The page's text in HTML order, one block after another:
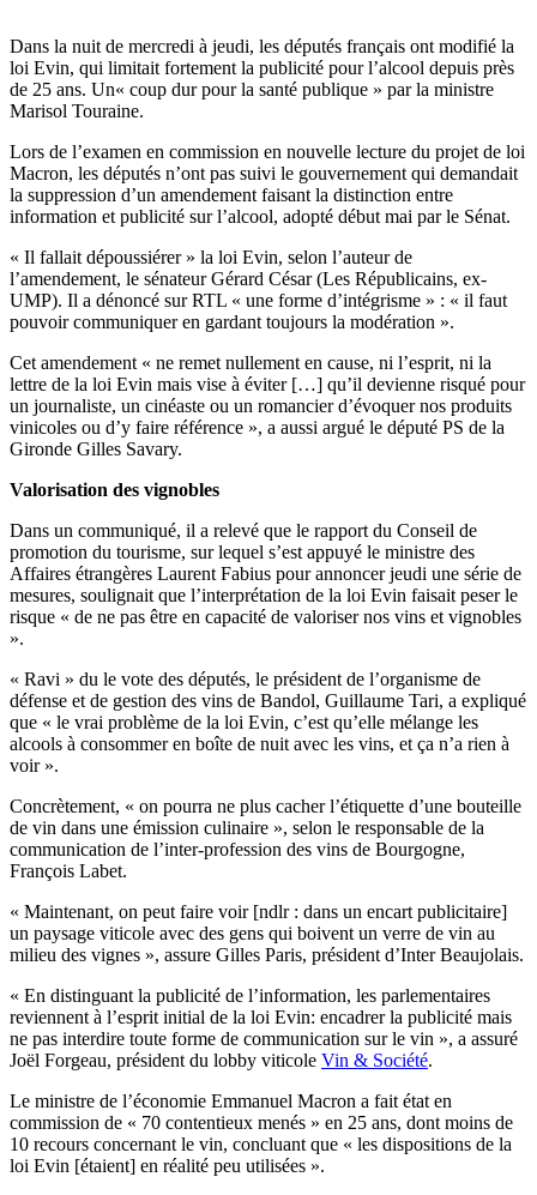
Dans la nuit de mercredi à jeudi, les députés français ont modifié la
loi Evin, qui limitait fortement la publicité pour l’alcool depuis près
de 25 ans. Un« coup dur pour la santé publique » par la ministre
Marisol Touraine.
Lors de l’examen en commission en nouvelle lecture du projet de loi
Macron, les députés n’ont pas suivi le gouvernement qui demandait
la suppression d’un amendement faisant la distinction entre
information et publicité sur l’alcool, adopté début mai par le Sénat.
« Il fallait dépoussiérer » la loi Evin, selon l’auteur de
l’amendement, le sénateur Gérard César (Les Républicains, ex-
UMP). Il a dénoncé sur RTL « une forme d’intégrisme » : « il faut
pouvoir communiquer en gardant toujours la modération ».
Cet amendement « ne remet nullement en cause, ni l’esprit, ni la
lettre de la loi Evin mais vise à éviter […] qu’il devienne risqué pour
un journaliste, un cinéaste ou un romancier d’évoquer nos produits
vinicoles ou d’y faire référence », a aussi argué le député PS de la
Gironde Gilles Savary.
Valorisation des vignobles
Dans un communiqué, il a relevé que le rapport du Conseil de
promotion du tourisme, sur lequel s’est appuyé le ministre des
Affaires étrangères Laurent Fabius pour annoncer jeudi une série de
mesures, soulignait que l’interprétation de la loi Evin faisait peser le
risque « de ne pas être en capacité de valoriser nos vins et vignobles
».
« Ravi » du le vote des députés, le président de l’organisme de
défense et de gestion des vins de Bandol, Guillaume Tari, a expliqué
que « le vrai problème de la loi Evin, c’est qu’elle mélange les
alcools à consommer en boîte de nuit avec les vins, et ça n’a rien à
voir ».
Concrètement, « on pourra ne plus cacher l’étiquette d’une bouteille
de vin dans une émission culinaire », selon le responsable de la
communication de l’inter-profession des vins de Bourgogne,
François Labet.
« Maintenant, on peut faire voir [ndlr : dans un encart publicitaire]
un paysage viticole avec des gens qui boivent un verre de vin au
milieu des vignes », assure Gilles Paris, président d’Inter Beaujolais.
« En distinguant la publicité de l’information, les parlementaires
reviennent à l’esprit initial de la loi Evin: encadrer la publicité mais
ne pas interdire toute forme de communication sur le vin », a assuré
Joël Forgeau, président du lobby viticole Vin & Société.
Le ministre de l’économie Emmanuel Macron a fait état en
commission de « 70 contentieux menés » en 25 ans, dont moins de
10 recours concernant le vin, concluant que « les dispositions de la
loi Evin [étaient] en réalité peu utilisées ».